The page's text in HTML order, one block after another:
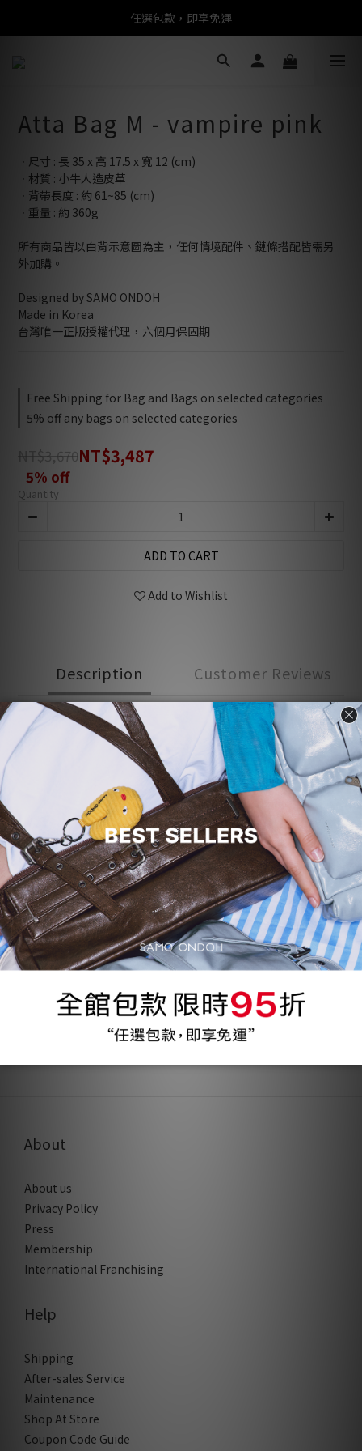
任選包款，即享免運
任選包款，即享免運
限時搶購！指定包款，單件$1200
Atta Bag M - vampire pink
ㆍ尺寸 : 長 35 x 高 17.5 x 寬 12 (cm)
ㆍ材質 : 小牛人造皮革
ㆍ背帶長度 : 約 61~85 (cm)
ㆍ重量 : 約 360g
所有商品皆以白背示意圖為主，任何情境配件、鏈條搭配皆需另
外加購。
Designed by SAMO ONDOH
Made in Korea
台灣唯一正版授權代理，六個月保固期
Free Shipping for Bag and Bags on selected categories
5% off any bags on selected categories
NT$3,670NT$3,487
5% off
Quantity
ADD TO CART
Add to Wishlist
Description Customer Reviews
About
About us
Privacy Policy
Press
Membership
International Franchising
Help
Shipping
After-sales Service
Maintenance
Shop At Store
Coupon Code Guide